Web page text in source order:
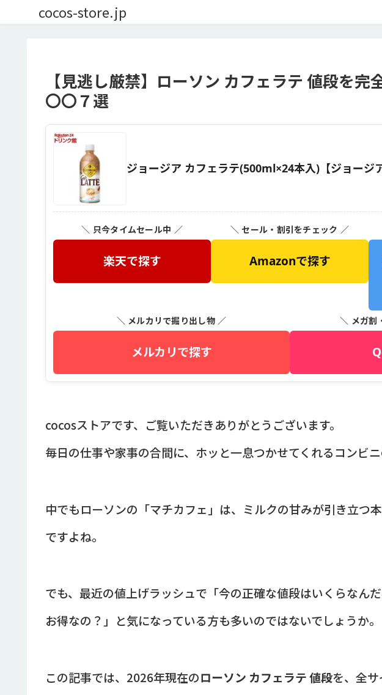
cocos-store.jp
【見逃し厳禁】ローソン カフェラテ 値段を完
〇〇７選
ジョージア カフェラテ(500ml×24本入)【ジョージア
＼ 只今タイムセール中 ／
楽天で探す
＼ セール・割引をチェック ／
Amazonで探す
＼ メルカリで掘り出し物 ／
メルカリで探す
＼ メガ割
cocosストアです、ご覧いただきありがとうございます。
毎日の仕事や家事の合間に、ホッと一息つかせてくれるコンビニ
中でもローソンの「マチカフェ」は、ミルクの甘みが引き立つ
ですよね。
でも、最近の値上げラッシュで「今の正確な値段はいくらなん
お得なの？」と気になっている方も多いのではないでしょうか。
この記事では、2026年現在のローソン カフェラテ 値段を、全